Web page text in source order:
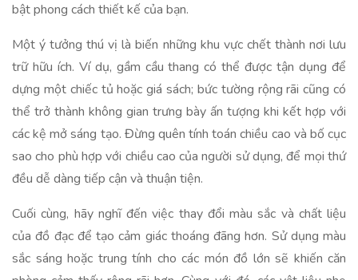
bật phong cách thiết kế của bạn.
Một ý tưởng thú vị là biến những khu vực chết thành nơi lưu
trữ hữu ích. Ví dụ, gầm cầu thang có thể được tận dụng để
dựng một chiếc tủ hoặc giá sách; bức tường rộng rãi cũng có
thể trở thành không gian trưng bày ấn tượng khi kết hợp với
các kệ mở sáng tạo. Đừng quên tính toán chiều cao và bố cục
sao cho phù hợp với chiều cao của người sử dụng, để mọi thứ
đều dễ dàng tiếp cận và thuận tiện.
Cuối cùng, hãy nghĩ đến việc thay đổi màu sắc và chất liệu
của đồ đạc để tạo cảm giác thoáng đãng hơn. Sử dụng màu
sắc sáng hoặc trung tính cho các món đồ lớn sẽ khiến căn